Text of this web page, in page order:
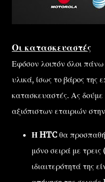
Οι κατασκευαστές
Εφόσον λοιπόν όλοι πάνω
υλικά, ίσως το βάρος της
κατασκευαστές. Ας δούμε
αξιόπιστων εταιριών
Η HTC θα
μόνο σειρά με
ιδιαιτερότητά της